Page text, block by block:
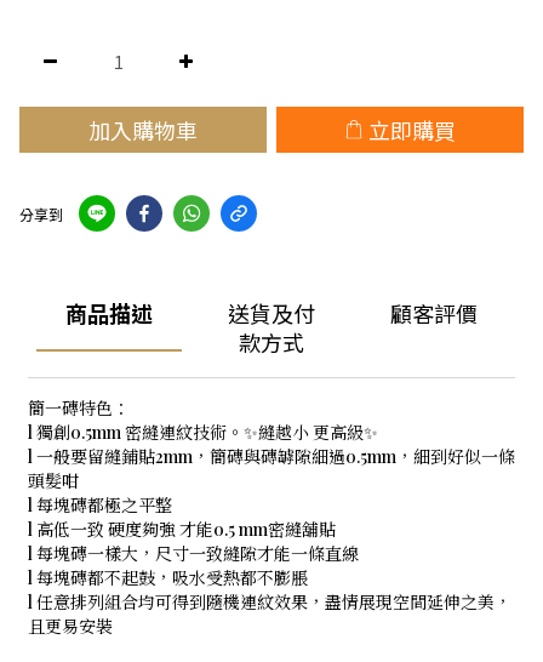
加入購物車 立即購買
分享到
商品描述
送貨及付
款方式
顧客評價
簡一磚特色：
l 獨創0.5mm 密縫連紋技術。✨縫越小 更高級✨
l 一般要留縫鋪貼2mm，簡磚與磚罅隙細過0.5mm，細到好似一條
頭髮咁
l 每塊磚都極之平整
l 高低一致 硬度夠強 才能0.5 mm密縫舖貼
l 每塊磚一樣大，尺寸一致縫隙才能一條直線
l 每塊磚都不起鼓，吸水受熱都不膨脹
l 任意排列組合均可得到隨機連紋效果，盡情展現空間延伸之美，
且更易安裝